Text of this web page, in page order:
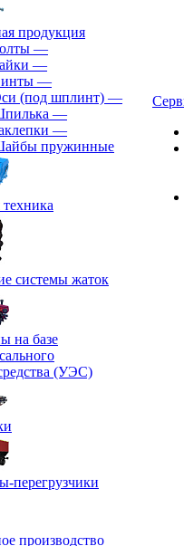
продукция
—
—
—
(под шплинт) —
—
—
пружинные
системы жаток
на базе
(УЭС)
перегрузчики
производство